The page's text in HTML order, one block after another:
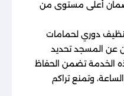
أعلى مستوى من
دوري لحمامات
عن المسجد تحديد
الخدمة تضمن الحفاظ
وتمنع تراكم